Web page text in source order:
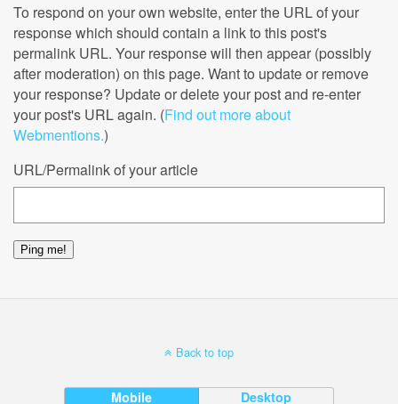
To respond on your own website, enter the URL of your
response which should contain a link to this post's
permalink URL. Your response will then appear (possibly
after moderation) on this page. Want to update or remove
your response? Update or delete your post and re-enter
your post's URL again. (Find out more about
Webmentions.)
URL/Permalink of your article
Back to top
Mobile Desktop